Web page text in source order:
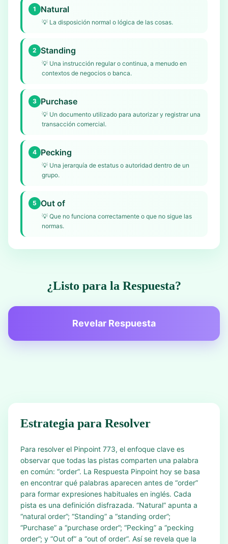
1 Natural
💡 La disposición normal o lógica de las cosas.
2 Standing
💡 Una instrucción regular o continua, a menudo en
contextos de negocios o banca.
3 Purchase
💡 Un documento utilizado para autorizar y registrar una
transacción comercial.
4 Pecking
💡 Una jerarquía de estatus o autoridad dentro de un
grupo.
5 Out of
💡 Que no funciona correctamente o que no sigue las
normas.
¿Listo para la Respuesta?
Revelar Respuesta
Estrategia para Resolver
Para resolver el Pinpoint 773, el enfoque clave es
observar que todas las pistas comparten una palabra
en común: “order”. La Respuesta Pinpoint hoy se basa
en encontrar qué palabras aparecen antes de “order”
para formar expresiones habituales en inglés. Cada
pista es una definición disfrazada. “Natural” apunta a
“natural order”; “Standing” a “standing order”;
“Purchase” a “purchase order”; “Pecking” a “pecking
order”; y “Out of” a “out of order”. Así se revela que la